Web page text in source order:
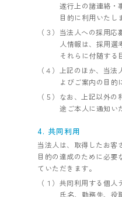
遂行上の諸連絡・
目的に利用いたし
（３）当法人への採用
人情報は、採用選
それらに付随する
（４）上記のほか、当
よびご案内の目的
（５）なお、上記以外
途ご本人に通知い
4. 共同利用
当法人は、取得したお客
目的の達成のために必要
ていただきます。
（１）共同利用する個人
氏名、勤務先、役